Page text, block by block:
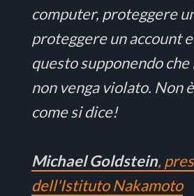
computer, proteggere
proteggere un account
questo supponendo che
non venga violato. Non
come si dice!
Michael Goldstein,
dell'Istituto Nakamoto